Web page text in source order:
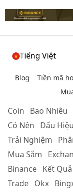
Tiếng Việt
Blog Tiền mã
Coin Bao Nhiêu
Có Nên
Dấu Hiệu
Trải Nghiệm
Mua Sắm
Binance Kết Quả
Trade Okx